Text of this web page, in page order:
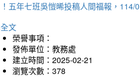
五年七班吳愷晞投稿人間福報，114/
文
榮譽事項：
發佈單位：教務處
建立時間：2025-02-21
瀏覽次數：378